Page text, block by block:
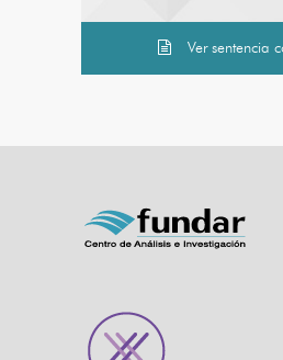
Ver sentencia